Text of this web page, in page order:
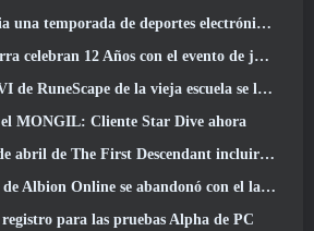
de deportes electrónicos de 200.000 dólares
12 Años con el evento de juegos robóticos marcianos
RuneScape de la vieja escuela se lanza hoy
el MONGIL: Cliente Star Dive ahora
Descendant incluirá la versión Beta del nuevo contenido del juego final
se abandonó con el lanzamiento de la actualización Radiant Wilds hoy
para las pruebas Alpha de PC